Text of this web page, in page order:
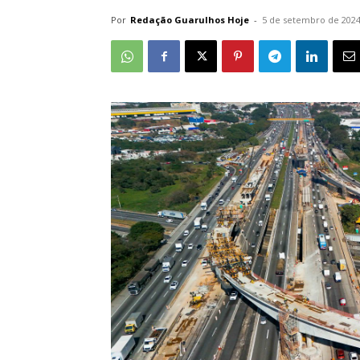
Por Redação Guarulhos Hoje - 5 de setembro de 2024